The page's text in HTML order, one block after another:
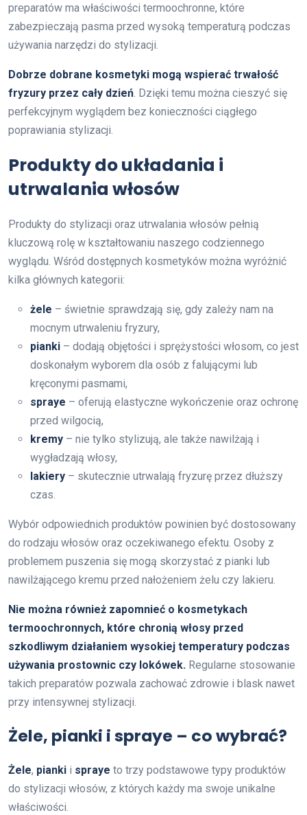
preparatów ma właściwości termoochronne, które
zabezpieczają pasma przed wysoką temperaturą podczas
używania narzędzi do stylizacji.
Dobrze dobrane kosmetyki mogą wspierać trwałość
fryzury przez cały dzień. Dzięki temu można cieszyć się
perfekcyjnym wyglądem bez konieczności ciągłego
poprawiania stylizacji.
Produkty do układania i
utrwalania włosów
Produkty do stylizacji oraz utrwalania włosów pełnią
kluczową rolę w kształtowaniu naszego codziennego
wyglądu. Wśród dostępnych kosmetyków można wyróżnić
kilka głównych kategorii:
żele – świetnie sprawdzają się, gdy zależy nam na
mocnym utrwaleniu fryzury,
pianki – dodają objętości i sprężystości włosom, co jest
doskonałym wyborem dla osób z falującymi lub
kręconymi pasmami,
spraye – oferują elastyczne wykończenie oraz ochronę
przed wilgocią,
kremy – nie tylko stylizują, ale także nawilżają i
wygładzają włosy,
lakiery – skutecznie utrwalają fryzurę przez dłuższy
czas.
Wybór odpowiednich produktów powinien być dostosowany
do rodzaju włosów oraz oczekiwanego efektu. Osoby z
problemem puszenia się mogą skorzystać z pianki lub
nawilżającego kremu przed nałożeniem żelu czy lakieru.
Nie można również zapomnieć o kosmetykach
termoochronnych, które chronią włosy przed
szkodliwym działaniem wysokiej temperatury podczas
używania prostownic czy lokówek. Regularne stosowanie
takich preparatów pozwala zachować zdrowie i blask nawet
przy intensywnej stylizacji.
Żele, pianki i spraye – co wybrać?
Żele, pianki i spraye to trzy podstawowe typy produktów
do stylizacji włosów, z których każdy ma swoje unikalne
właściwości.